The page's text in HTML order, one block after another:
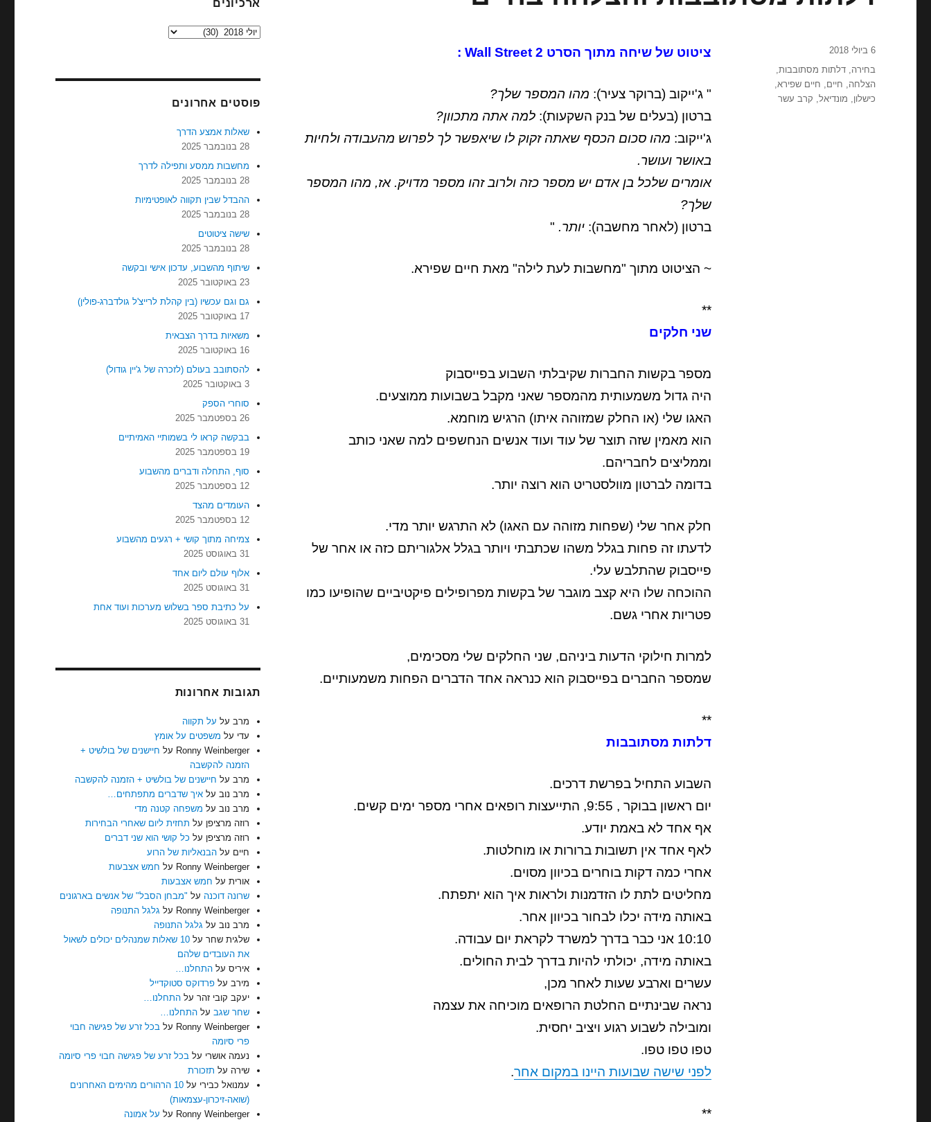
ציטוט של שיחה מתוך הסרט Wall Street 2 :
" ג'ייקוב (ברוקר צעיר): מהו המספר שלך?
ברטון (בעלים של בנק השקעות): למה אתה מתכוון?
ג'ייקוב: מהו סכום הכסף שאתה זקוק לו שיאפשר לך לפרוש מהעבודה ולחיות
באושר ועושר.
אומרים שלכל בן אדם יש מספר כזה ולרוב זהו מספר מדויק. אז, מהו המספר
שלך?
ברטון (לאחר מחשבה): יותר. "
~ הציטוט מתוך "מחשבות לעת לילה" מאת חיים שפירא.
**
שני חלקים
מספר בקשות החברות שקיבלתי השבוע בפייסבוק
היה גדול משמעותית מהמספר שאני מקבל בשבועות ממוצעים.
האגו שלי (או החלק שמזוהה איתו) הרגיש מוחמא.
הוא מאמין שזה תוצר של עוד ועוד אנשים הנחשפים למה שאני כותב
וממליצים לחבריהם.
בדומה לברטון מוולסטריט הוא רוצה יותר.
חלק אחר שלי (שפחות מזוהה עם האגו) לא התרגש יותר מדי.
לדעתו זה פחות בגלל משהו שכתבתי ויותר בגלל אלגוריתם כזה או אחר של
פייסבוק שהתלבש עלי.
ההוכחה שלו היא קצב מוגבר של בקשות מפרופילים פיקטיביים שהופיעו כמו
פטריות אחרי גשם.
למרות חילוקי הדעות ביניהם, שני החלקים שלי מסכימים,
שמספר החברים בפייסבוק הוא כנראה אחד הדברים הפחות משמעותיים.
**
דלתות מסתובבות
השבוע התחיל בפרשת דרכים.
יום ראשון בבוקר , 9:55, התייעצות רופאים אחרי מספר ימים קשים.
אף אחד לא באמת יודע.
לאף אחד אין תשובות ברורות או מוחלטות.
אחרי כמה דקות בוחרים בכיוון מסוים.
מחליטים לתת לו הזדמנות ולראות איך הוא יתפתח.
באותה מידה יכלו לבחור בכיוון אחר.
10:10 אני כבר בדרך למשרד לקראת יום עבודה.
באותה מידה, יכולתי להיות בדרך לבית החולים.
עשרים וארבע שעות לאחר מכן,
נראה שבינתיים החלטת הרופאים מוכיחה את עצמה
ומובילה לשבוע רגוע ויציב יחסית.
טפו טפו טפו.
לפני שישה שבועות היינו במקום אחר.
**
פורסם
6 ביולי 2018
תגיות
בחירה,דלתות מסתובבות,
הצלחה, חיים, חיים שפירא,
כישלון, מונדיאל, קרב עשר
ארכיונים
ארכיונים
פוסטים אחרונים
שאלות אמצע הדרך
28 בנובמבר 2025
מחשבות ממסע ותפילה לדרך
28 בנובמבר 2025
ההבדל שבין תקווה לאופטימיות
28 בנובמבר 2025
שישה ציטוטים
28 בנובמבר 2025
שיתוף מהשבוע, עדכון אישי ובקשה
23 באוקטובר 2025
גם וגם עכשיו (בין קהלת לרייצ'ל גולדברג-פולין)
17 באוקטובר 2025
משאיות בדרך הצבאית
16 באוקטובר 2025
להסתובב בעולם (לזכרה של ג'יין גודול)
3 באוקטובר 2025
סוחרי הספק
26 בספטמבר 2025
בבקשה קראו לי בשמותיי האמיתיים
19 בספטמבר 2025
סוף, התחלה ודברים מהשבוע
12 בספטמבר 2025
העומדים מהצד
12 בספטמבר 2025
צמיחה מתוך קושי + רגעים מהשבוע
31 באוגוסט 2025
אלוף עולם ליום אחד
31 באוגוסט 2025
על כתיבת ספר בשלוש מערכות ועוד אחת
31 באוגוסט 2025
תגובות אחרונות
מרב על על תקווה
עדי על משפטים על אומץ
Ronny Weinberger על חיישנים של בולשיט +
הזמנה להקשבה
מרב על חיישנים של בולשיט + הזמנה להקשבה
מרב נוב עלאיך שדברים מתפתחים…
מרב נוב על משפחה קטנה מדי
רוזה מרציפן על תחזית ליום שאחרי הבחירות
רוזה מרציפן על כל קושי הוא שני דברים
חיים עלהבנאליות של הרוע
Ronny Weinberger על חמש אצבעות
אורית על חמש אצבעות
שרונה דוכנה על "מבחן הסבל" של אנשים בארגונים
Ronny Weinberger על גלגל התנופה
מרב נוב על גלגל התנופה
שלגית שחר על
10 שאלות שמנהלים יכולים לשאול
את העובדים שלהם
איריס עלהתחלנו…
מירב עלפרדוקס סטוקדייל
יעקב קובי זהר עלהתחלנו…
שחר שגב עלהתחלנו…
Ronny Weinberger עלבכל זרע של פגישה חבוי
פרי סיומה
נעמה אושרי עלבכל זרע של פגישה חבוי פרי סיומה
שירה על תזכורת
עמנואל כבירי על
10 הרהורים מהימים האחרונים
(שואה-זיכרון-עצמאות)
Ronny Weinberger על על אמונה